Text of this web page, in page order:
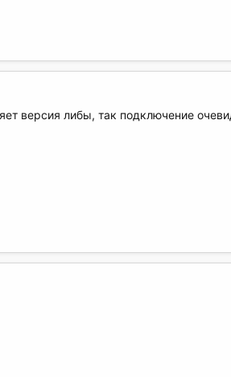
версия либы, так подключение